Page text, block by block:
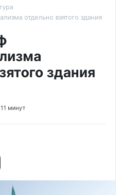
отдельно взятого здания
здания
11 минут